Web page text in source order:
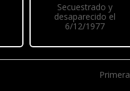
Secuestrado y
desaparecido el
6/12/1977
Primera